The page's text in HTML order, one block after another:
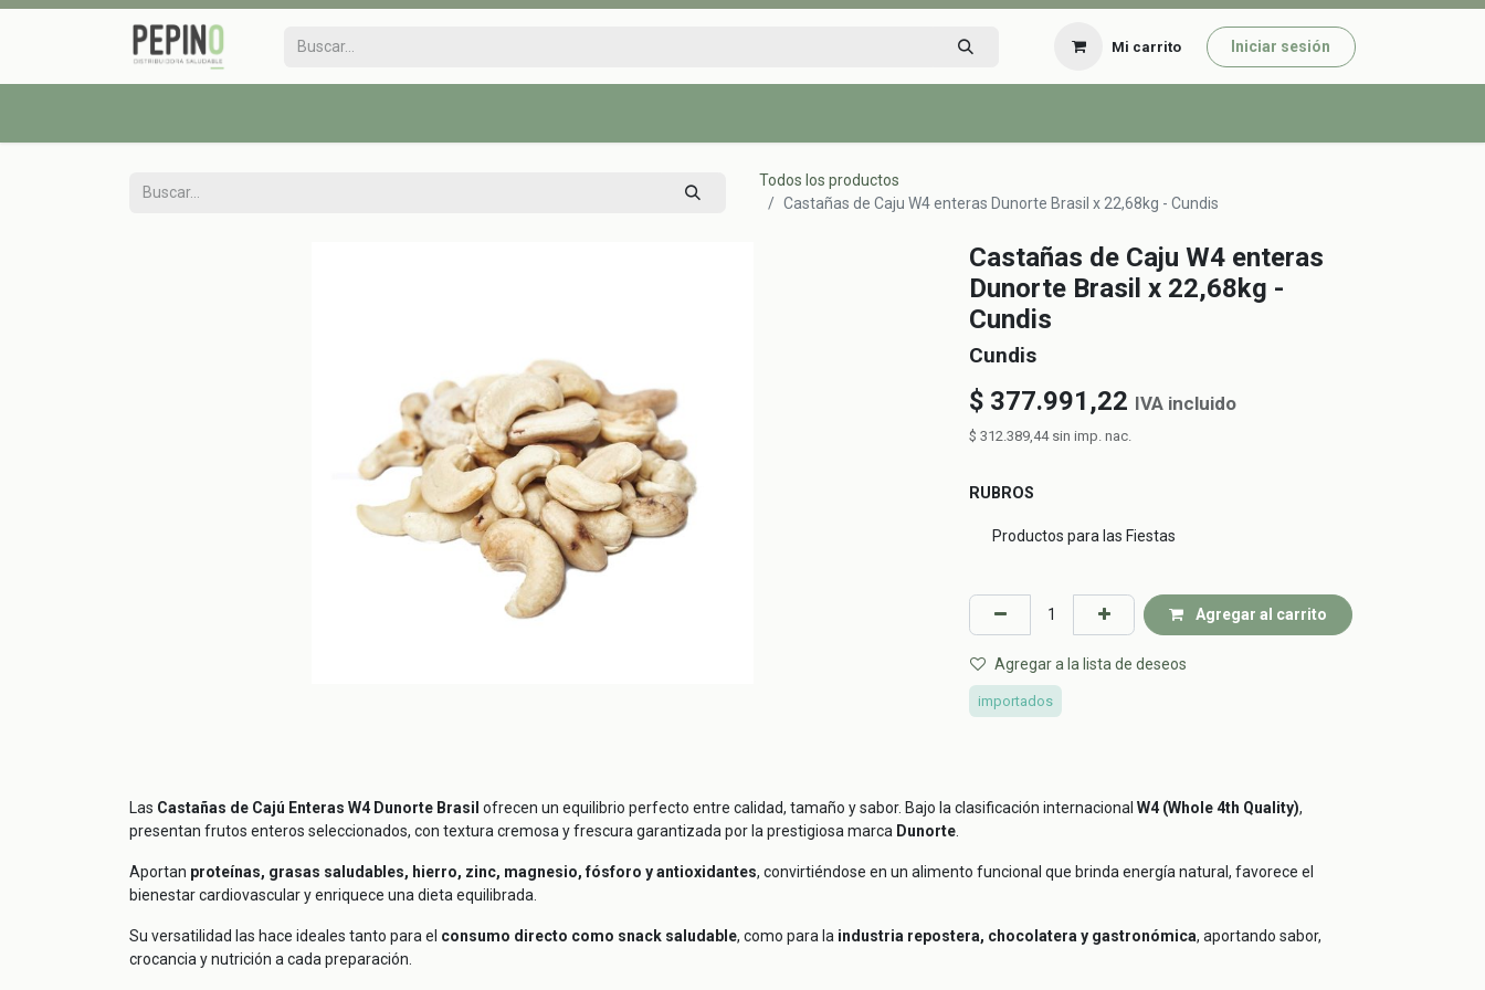
Mi carrito Iniciar sesión
Todos los productos
Castañas de Caju W4 enteras Dunorte Brasil x 22,68kg - Cundis
Castañas de Caju W4 enteras
Dunorte Brasil x 22,68kg -
Cundis
Cundis
$ 377.991,22 IVA incluido
$ 312.389,44 sin imp. nac.
RUBROS
Productos para las Fiestas
Agregar al carrito
Agregar a la lista de deseos
importados
Las Castañas de Cajú Enteras W4 Dunorte Brasil ofrecen un equilibrio perfecto entre calidad, tamaño y sabor. Bajo la clasificación internacional W4 (Whole 4th Quality),
presentan frutos enteros seleccionados, con textura cremosa y frescura garantizada por la prestigiosa marca Dunorte.
Aportan proteínas, grasas saludables, hierro, zinc, magnesio, fósforo y antioxidantes, convirtiéndose en un alimento funcional que brinda energía natural, favorece el
bienestar cardiovascular y enriquece una dieta equilibrada.
Su versatilidad las hace ideales tanto para el consumo directo como snack saludable, como para la industria repostera, chocolatera y gastronómica, aportando sabor,
crocancia y nutrición a cada preparación.